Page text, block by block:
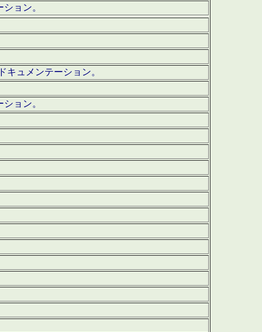
ョン。
キュメンテーション。
ョン。